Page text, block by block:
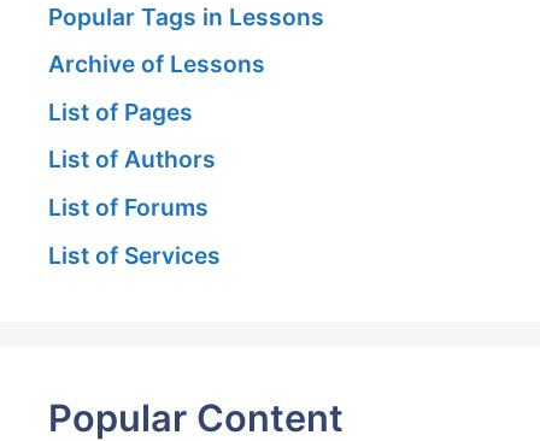
Popular Tags in Lessons
Archive of Lessons
List of Pages
List of Authors
List of Forums
List of Services
Popular Content